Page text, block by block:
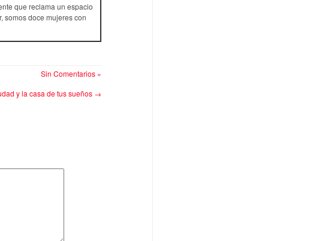
que reclama un espacio
somos doce mujeres con
Sin Comentarios »
y la casa de tus sueños →